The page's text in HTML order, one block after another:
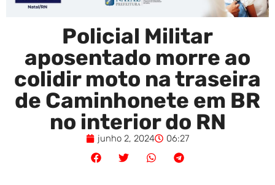
Policial Militar
aposentado morre ao
colidir moto na traseira
de Caminhonete em BR
no interior do RN
junho 2, 2024 06:27